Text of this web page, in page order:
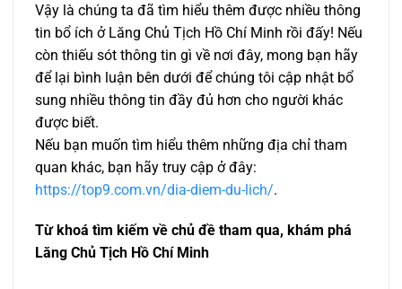
Vậy là chúng ta đã tìm hiểu thêm được nhiều thông
tin bổ ích ở Lăng Chủ Tịch Hồ Chí Minh rồi đấy! Nếu
còn thiếu sót thông tin gì về nơi đây, mong bạn hãy
để lại bình luận bên dưới để chúng tôi cập nhật bổ
sung nhiều thông tin đầy đủ hơn cho người khác
được biết.
Nếu bạn muốn tìm hiểu thêm những địa chỉ tham
quan khác, bạn hãy truy cập ở đây:
https://top9.com.vn/dia-diem-du-lich/.
Từ khoá tìm kiếm về chủ đề tham qua, khám phá
Lăng Chủ Tịch Hồ Chí Minh